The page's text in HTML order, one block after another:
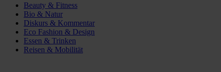
Beauty & Fitness
Bio & Natur
Diskurs & Kommentar
Eco Fashion & Design
Essen & Trinken
Reisen & Mobilität